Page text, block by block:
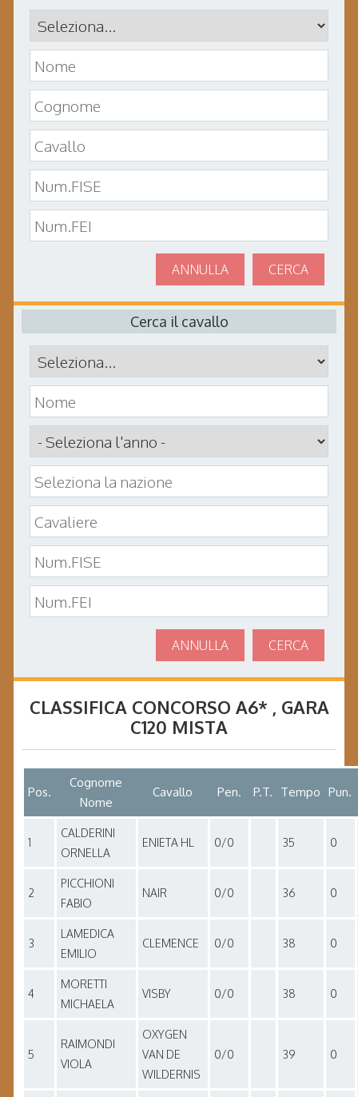
CERCA
ANNULLA
Cerca il cavallo
CERCA
ANNULLA
CLASSIFICA CONCORSO A6* , GARA
C120 MISTA
Pos.
Cognome
Nome
Cavallo Pen. P.T. Tempo Pun.
1
CALDERINI
ORNELLA
ENIETA HL 0/0 35 0
2
PICCHIONI
FABIO
NAIR 0/0 36 0
3
LAMEDICA
EMILIO
CLEMENCE 0/0 38 0
4
MORETTI
MICHAELA
VISBY 0/0 38 0
5
RAIMONDI
VIOLA
OXYGEN
VAN DE
WILDERNIS
0/0 39 0